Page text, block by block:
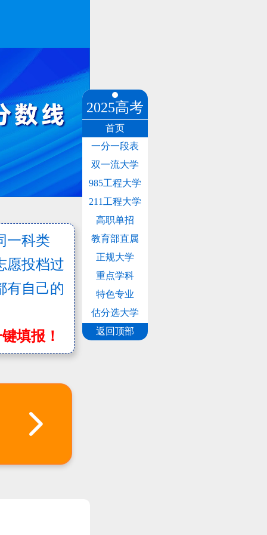
一科类
愿投档过
有自己的
填报！
2025高考
首页
一分一段表
双一流大学
985工程大学
211工程大学
高职单招
教育部直属
正规大学
重点学科
特色专业
估分选大学
返回顶部